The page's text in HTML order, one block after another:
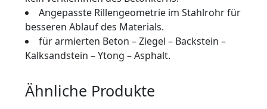
Angepasste Rillengeometrie im Stahlrohr für
besseren Ablauf des Materials.
für armierten Beton – Ziegel – Backstein –
Kalksandstein – Ytong – Asphalt.
Ähnliche Produkte